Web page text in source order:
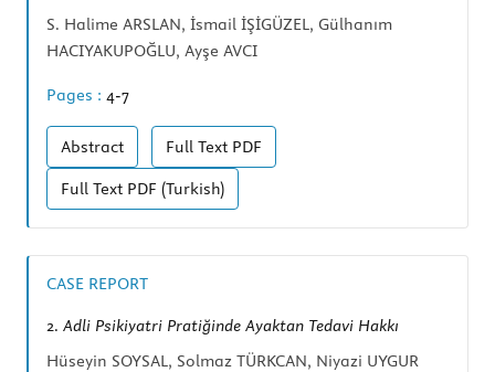
S. Halime ARSLAN, İsmail İŞİGÜZEL, Gülhanım
HACIYAKUPOĞLU, Ayşe AVCI
Pages : 4-7
Abstract Full Text PDF
Full Text PDF (Turkish)
CASE REPORT
2. Adli Psikiyatri Pratiğinde Ayaktan Tedavi Hakkı
Hüseyin SOYSAL, Solmaz TÜRKCAN, Niyazi UYGUR